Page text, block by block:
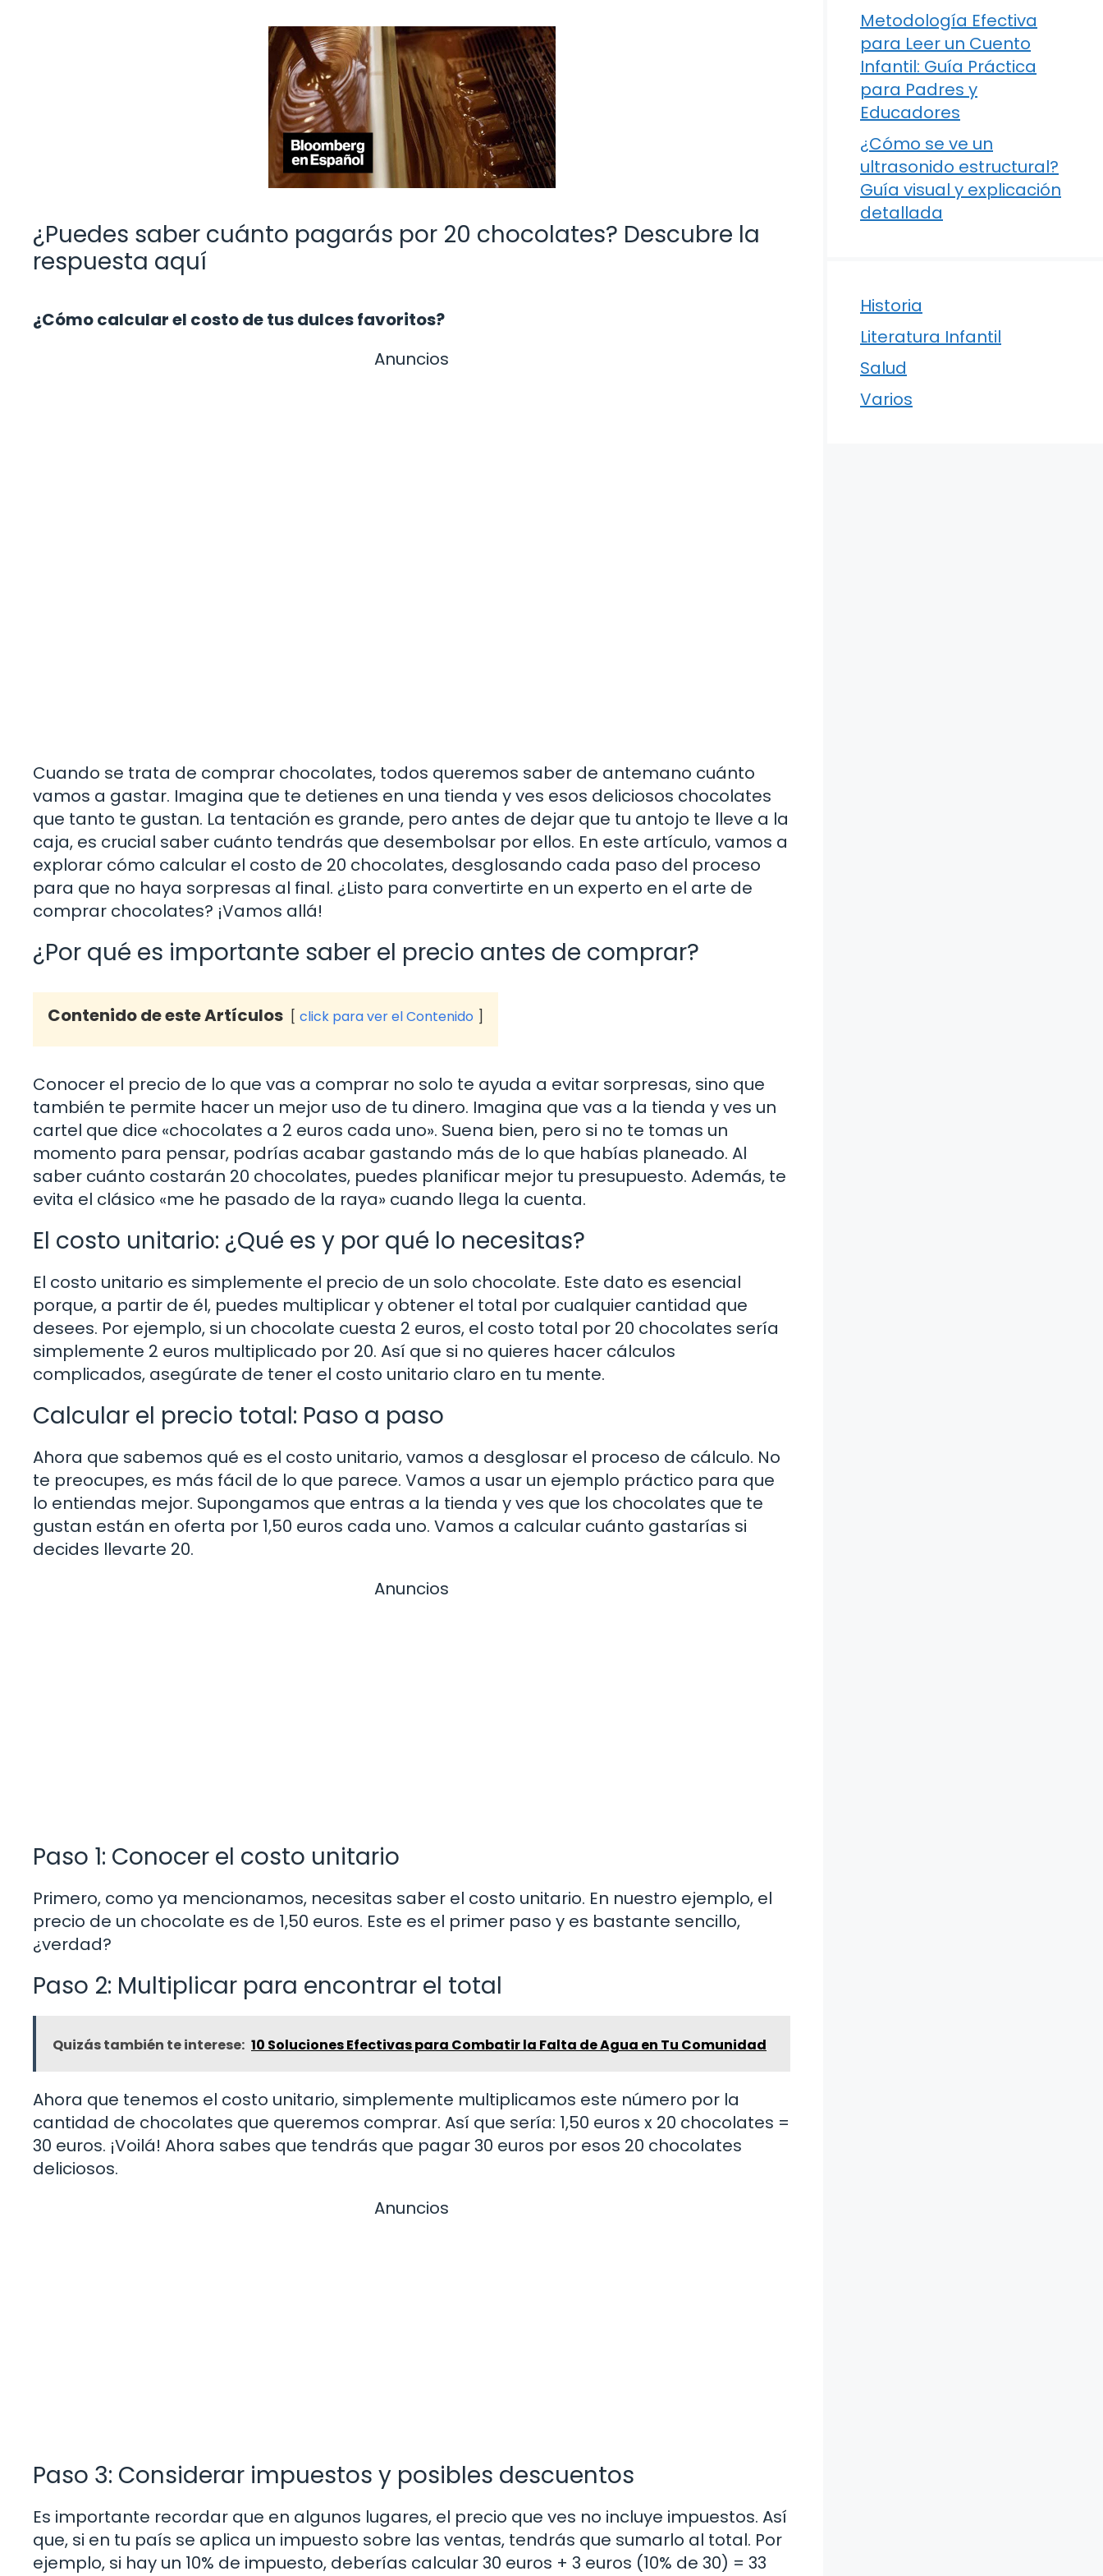
¿Puedes saber cuánto pagarás por 20 chocolates? Descubre la
respuesta aquí
¿Cómo calcular el costo de tus dulces favoritos?
Anuncios
Cuando se trata de comprar chocolates, todos queremos saber de antemano cuánto
vamos a gastar. Imagina que te detienes en una tienda y ves esos deliciosos chocolates
que tanto te gustan. La tentación es grande, pero antes de dejar que tu antojo te lleve a la
caja, es crucial saber cuánto tendrás que desembolsar por ellos. En este artículo, vamos a
explorar cómo calcular el costo de 20 chocolates, desglosando cada paso del proceso
para que no haya sorpresas al final. ¿Listo para convertirte en un experto en el arte de
comprar chocolates? ¡Vamos allá!
¿Por qué es importante saber el precio antes de comprar?
Contenido de este Artículos click para ver el Contenido
Conocer el precio de lo que vas a comprar no solo te ayuda a evitar sorpresas, sino que
también te permite hacer un mejor uso de tu dinero. Imagina que vas a la tienda y ves un
cartel que dice «chocolates a 2 euros cada uno». Suena bien, pero si no te tomas un
momento para pensar, podrías acabar gastando más de lo que habías planeado. Al
saber cuánto costarán 20 chocolates, puedes planificar mejor tu presupuesto. Además, te
evita el clásico «me he pasado de la raya» cuando llega la cuenta.
El costo unitario: ¿Qué es y por qué lo necesitas?
El costo unitario es simplemente el precio de un solo chocolate. Este dato es esencial
porque, a partir de él, puedes multiplicar y obtener el total por cualquier cantidad que
desees. Por ejemplo, si un chocolate cuesta 2 euros, el costo total por 20 chocolates sería
simplemente 2 euros multiplicado por 20. Así que si no quieres hacer cálculos
complicados, asegúrate de tener el costo unitario claro en tu mente.
Calcular el precio total: Paso a paso
Ahora que sabemos qué es el costo unitario, vamos a desglosar el proceso de cálculo. No
te preocupes, es más fácil de lo que parece. Vamos a usar un ejemplo práctico para que
lo entiendas mejor. Supongamos que entras a la tienda y ves que los chocolates que te
gustan están en oferta por 1,50 euros cada uno. Vamos a calcular cuánto gastarías si
decides llevarte 20.
Anuncios
Paso 1: Conocer el costo unitario
Primero, como ya mencionamos, necesitas saber el costo unitario. En nuestro ejemplo, el
precio de un chocolate es de 1,50 euros. Este es el primer paso y es bastante sencillo,
¿verdad?
Paso 2: Multiplicar para encontrar el total
Quizás también te interese: 10 Soluciones Efectivas para Combatir la Falta de Agua en Tu Comunidad
Ahora que tenemos el costo unitario, simplemente multiplicamos este número por la
cantidad de chocolates que queremos comprar. Así que sería: 1,50 euros x 20 chocolates =
30 euros. ¡Voilá! Ahora sabes que tendrás que pagar 30 euros por esos 20 chocolates
deliciosos.
Anuncios
Paso 3: Considerar impuestos y posibles descuentos
Es importante recordar que en algunos lugares, el precio que ves no incluye impuestos. Así
que, si en tu país se aplica un impuesto sobre las ventas, tendrás que sumarlo al total. Por
ejemplo, si hay un 10% de impuesto, deberías calcular 30 euros + 3 euros (10% de 30) = 33
Metodología Efectiva
para Leer un Cuento
Infantil: Guía Práctica
para Padres y
Educadores
¿Cómo se ve un
ultrasonido estructural?
Guía visual y explicación
detallada
Historia
Literatura Infantil
Salud
Varios